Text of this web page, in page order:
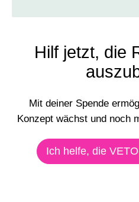
Hilf jetzt, die
Mit deiner Spende
Konzept wächst und noch
Ich helfe, die